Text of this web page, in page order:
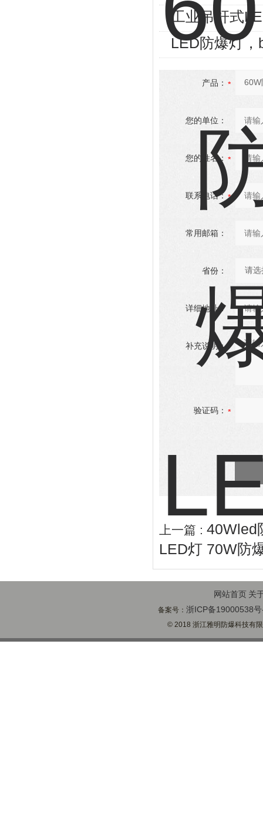
工业吊杆式
LED防爆灯
产品：
您的单位：
您的姓名：
联系电话：
常用邮箱：
省份：
详细地址：
补充说明：
验证码：
上一篇 : 40Wled
LED灯 70W防
网站首页 关
备案号：浙ICP备19000538
© 2018 浙江雅明防爆科技有